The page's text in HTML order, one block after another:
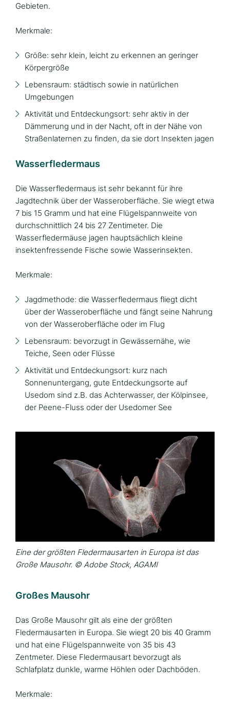
Gebieten.
Merkmale:
Größe: sehr klein, leicht zu erkennen an geringer
Körpergröße
Lebensraum: städtisch sowie in natürlichen
Umgebungen
Aktivität und Entdeckungsort: sehr aktiv in der
Dämmerung und in der Nacht, oft in der Nähe von
Straßenlaternen zu finden, da sie dort Insekten jagen
Wasserfledermaus
Die Wasserfledermaus ist sehr bekannt für ihre
Jagdtechnik über der Wasseroberfläche. Sie wiegt etwa
7 bis 15 Gramm und hat eine Flügelspannweite von
durchschnittlich 24 bis 27 Zentimeter. Die
Wasserfledermäuse jagen hauptsächlich kleine
insektenfressende Fische sowie Wasserinsekten.
Merkmale:
Jagdmethode: die Wasserfledermaus fliegt dicht
über der Wasseroberfläche und fängt seine Nahrung
von der Wasseroberfläche oder im Flug
Lebensraum: bevorzugt in Gewässernähe, wie
Teiche, Seen oder Flüsse
Aktivität und Entdeckungsort: kurz nach
Sonnenuntergang, gute Entdeckungsorte auf
Usedom sind z.B. das Achterwasser, der Kölpinsee,
der Peene-Fluss oder der Usedomer See
Eine der größten Fledermausarten in Europa ist das
Große Mausohr. © Adobe Stock, AGAMI
Großes Mausohr
Das Große Mausohr gilt als eine der größten
Fledermausarten in Europa. Sie wiegt 20 bis 40 Gramm
und hat eine Flügelspannweite von 35 bis 43
Zentmeter. Diese Fledermausart bevorzugt als
Schlafplatz dunkle, warme Höhlen oder Dachböden.
Merkmale: